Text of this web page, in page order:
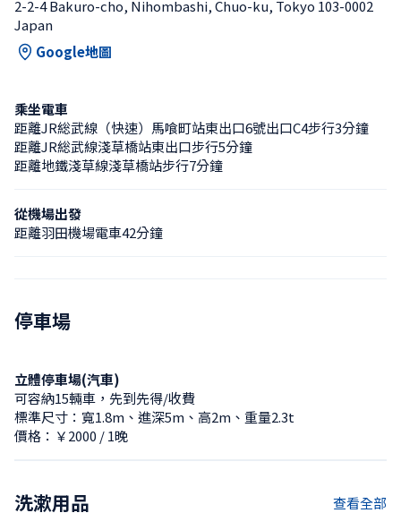
2-2-4 Bakuro-cho, Nihombashi, Chuo-ku, Tokyo 103-0002
Japan
Google地圖
乘坐電車
距離JR総武線（快速）馬喰町站東出口6號出口C4步行3分鐘
距離JR総武線淺草橋站東出口步行5分鐘
距離地鐵淺草線淺草橋站步行7分鐘
從機場出發
距離羽田機場電車42分鐘
停車場
立體停車場(汽車)
可容納15輛車，先到先得/收費
標準尺寸：寬1.8m、進深5m、高2m、重量2.3t
價格：￥2000 / 1晚
洗漱用品 查看全部